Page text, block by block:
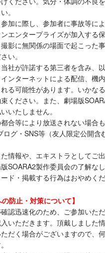
。
加に際し、参加者に事故等に
エンタープライズが加入する
影に無関係の場面で起こった
い。
社が許諾する第三者を含み、
ンターネットによる配信、機
る可能性があります。いかな
ください。また、劇場版
いたしません。
合等により放送されない場合も
グ・SNS等（友人限定公開含
情報や、エキストラとしてご
SOARA2製作委員会の了解な
ド・掲載する行為はおやめく
防止・対策について】
認迅速化のため、ご参加いた
いただきます。頂戴しました
だく場合がございますので、